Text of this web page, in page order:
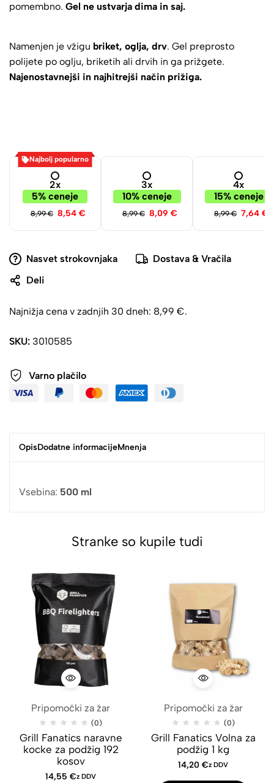
pomembno. Gel ne ustvarja dima in saj.
Namenjen je vžigu briket, oglja, drv. Gel preprosto
polijete po oglju, briketih ali drvih in ga prižgete.
Najenostavnejši in najhitrejši način prižiga.
Najbolj popularno
2x
5% ceneje
8,99€ 8,54 €
3x
10% ceneje
8,99€ 8,09 €
4x
15% ceneje
8,99€ 7,64 €
Nasvet strokovnjaka
Dostava & Vračila
Deli
Najnižja cena v zadnjih 30 dneh: 8,99 €.
SKU: 3010585
Varno plačilo
OpisDodatne informacijeMnenja
Vsebina: 500 ml
Stranke so kupile tudi
Pripomočki za žar
(0)
Grill Fanatics naravne
kocke za podžig 192
kosov
14,55€z DDV
Pripomočki za žar
(0)
Grill Fanatics Volna za
podžig 1 kg
14,20€z DDV